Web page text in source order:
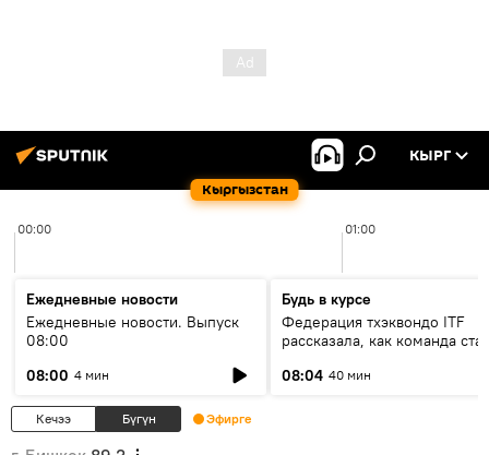
Кыргызстан
КЫРГ
00:00 01:00
Ежедневные новости
Ежедневные новости. Выпуск
08:00
08:00 4 мин
Будь в курсе
Федерация тхэквондо ITF
рассказала, как команда
08:04 40 мин
Кечээ Бүгүн Эфирге